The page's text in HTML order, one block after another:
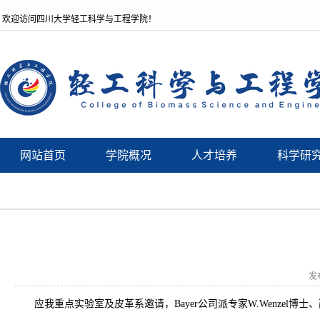
欢迎访问四川大学轻工科学与工程学院！
网站首页 学院概况 人才培养 科学研
发
应我重点实验室及皮革系邀请，Bayer公司派专家W.Wenzel博